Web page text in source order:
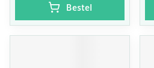
Bestel